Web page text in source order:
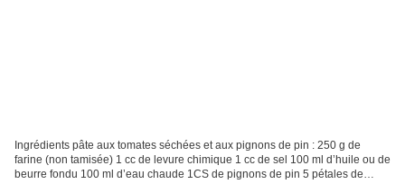
Ingrédients pâte aux tomates séchées et aux pignons de pin : 250 g de
farine (non tamisée) 1 cc de levure chimique 1 cc de sel 100 ml d’huile ou de
beurre fondu 100 ml d’eau chaude 1CS de pignons de pin 5 pétales de